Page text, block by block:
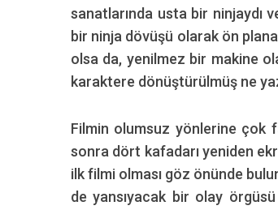
sanatlarında usta bir ninjaydı
bir ninja dövüşü olarak ön
olsa da, yenilmez bir makine
karaktere dönüştürülmüş ne
Filmin olumsuz yönlerine çok
sonra dört kafadarı yeniden
ilk filmi olması göz önünde
de yansıyacak bir olay
h
f
o
r